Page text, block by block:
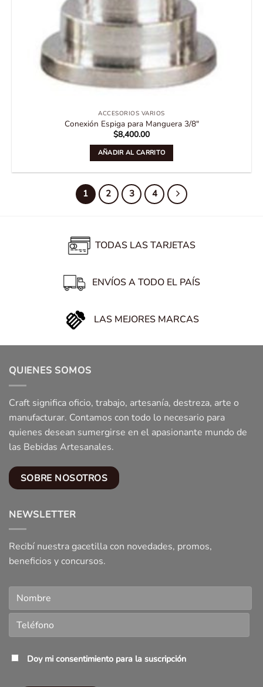
ACCESORIOS VARIOS
Conexión Espiga para Manguera 3/8″
$8,400.00
AÑADIR AL CARRITO
1 2 3 4
TODAS LAS TARJETAS
ENVÍOS A TODO EL PAÍS
LAS MEJORES MARCAS
QUIENES SOMOS
Craft significa oficio, trabajo, artesanía, destreza, arte o
manufacturar. Contamos con todo lo necesario para
quienes desean sumergirse en el apasionante mundo de
las Bebidas Artesanales.
SOBRE NOSOTROS
NEWSLETTER
Recibí nuestra gacetilla con novedades, promos,
beneficios y concursos.
Doy mi consentimiento para la suscripción